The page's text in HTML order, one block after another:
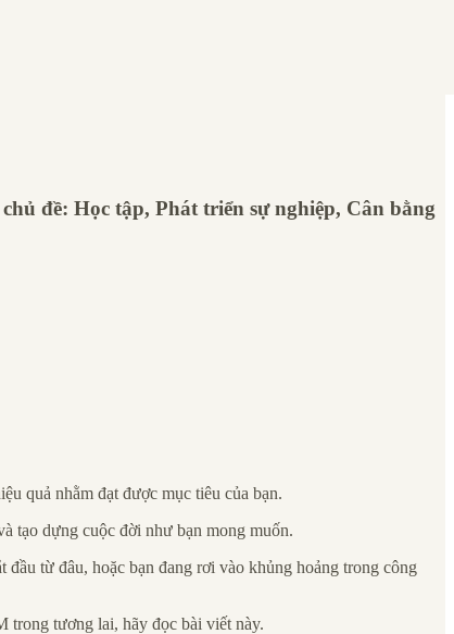
đề: Học tập, Phát triển sự nghiệp, Cân bằng
quả nhằm đạt được mục tiêu của bạn.
tạo dựng cuộc đời như bạn mong muốn.
từ đâu, hoặc bạn đang rơi vào khủng hoảng trong công
trong tương lai, hãy đọc bài viết này.